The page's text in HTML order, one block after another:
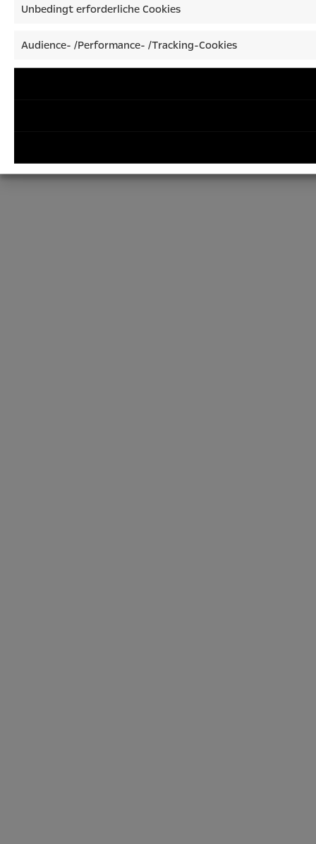
Unbedingt erforderliche Cookies
Audience- /Performance- /Tracking-Cookies